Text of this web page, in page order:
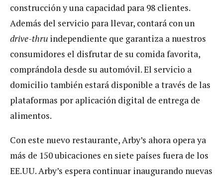
construcción y una capacidad para 98 clientes.
Además del servicio para llevar, contará con un
drive-thru independiente que garantiza a nuestros
consumidores el disfrutar de su comida favorita,
comprándola desde su automóvil. El servicio a
domicilio también estará disponible a través de las
plataformas por aplicación digital de entrega de
alimentos.
Con este nuevo restaurante, Arby’s ahora opera ya
más de 150 ubicaciones en siete países fuera de los
EE.UU. Arby’s espera continuar inaugurando nuevas